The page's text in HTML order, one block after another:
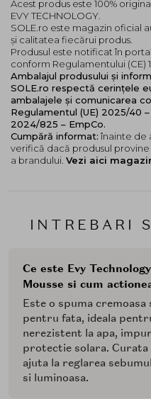
INTREBARI
Ce este Evy
Mousse si cum
Este o spuma
pentru fata, ideala
nerezistent la apa,
protectie solara. Curata
ajuta la reglarea
si luminoasa.
doresc sa incerce textura
a produsului de curatare
Mod de utilizare:
Tineti flaconul pe
gazul din recipient sa nu
duza si extrageti o
Aplicati spuma pe pielea
timp de aproximativ 30-
calduta. O puteti folosi
Din acest motiv, ar
Acest produs este 100%
EVY TECHNOLOGY.
SOLE.ro este magazin oficial
și calitatea fiecărui produs.
Produsul este notificat în
conform Regulamentului (CE)
Ambalajul produsului și
SOLE.ro respectă cerințele
ambalajele și comunicarea
Regulamentul (UE) 2025/40
2024/825 – EmpCo.
Cumpără informat: înainte de
verifică dacă produsul
a brandului. Vezi aici